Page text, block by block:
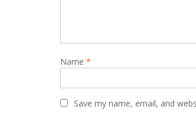
i
o
n
Name *
Save my name, email, and